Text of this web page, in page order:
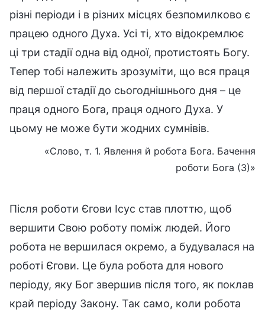
різні періоди і в різних місцях безпомилково є
працею одного Духа. Усі ті, хто відокремлює
ці три стадії одна від одної, протистоять Богу.
Тепер тобі належить зрозуміти, що вся праця
від першої стадії до сьогоднішнього дня – це
праця одного Бога, праця одного Духа. У
цьому не може бути жодних сумнівів.
«Слово, т. 1. Явлення й робота Бога. Бачення
роботи Бога (3)»
Після роботи Єгови Ісус став плоттю, щоб
вершити Свою роботу поміж людей. Його
робота не вершилася окремо, а будувалася на
роботі Єгови. Це була робота для нового
періоду, яку Бог звершив після того, як поклав
край періоду Закону. Так само, коли робота